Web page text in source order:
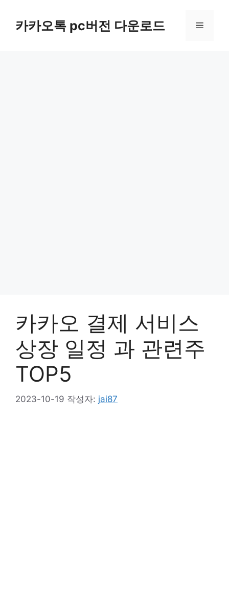
카카오톡 pc버전 다운로드 메
카카오 결제 서비스
상장 일정 과 관련주
TOP5
2023-10-19 작성자: jai87